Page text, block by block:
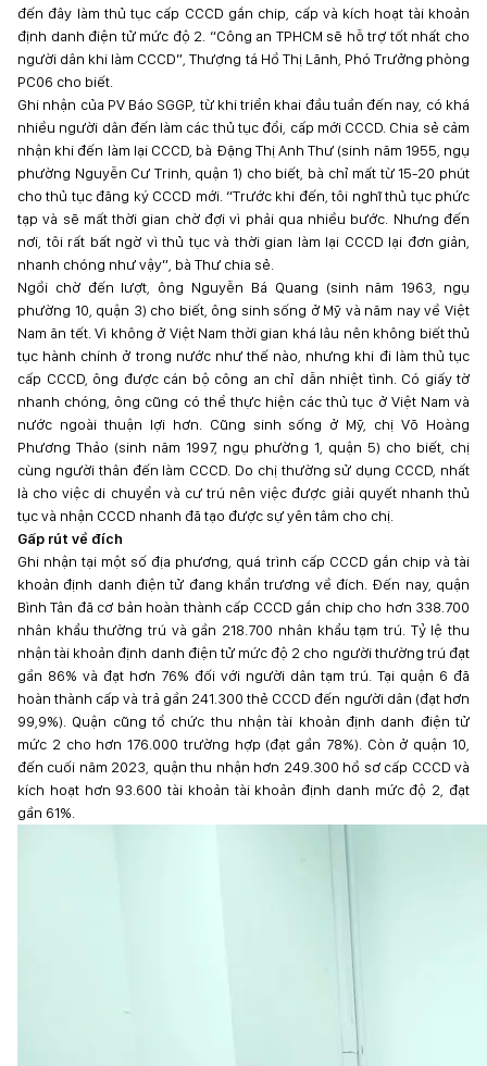
đến đây làm thủ tục cấp CCCD gắn chip, cấp và kích hoạt tài khoản
định danh điện tử mức độ 2. “Công an TPHCM sẽ hỗ trợ tốt nhất cho
người dân khi làm CCCD”, Thượng tá Hồ Thị Lãnh, Phó Trưởng phòng
PC06 cho biết.
Ghi nhận của PV Báo SGGP, từ khi triển khai đầu tuần đến nay, có khá
nhiều người dân đến làm các thủ tục đổi, cấp mới CCCD. Chia sẻ cảm
nhận khi đến làm lại CCCD, bà Đặng Thị Anh Thư (sinh năm 1955, ngụ
phường Nguyễn Cư Trinh, quận 1) cho biết, bà chỉ mất từ 15-20 phút
cho thủ tục đăng ký CCCD mới. “Trước khi đến, tôi nghĩ thủ tục phức
tạp và sẽ mất thời gian chờ đợi vì phải qua nhiều bước. Nhưng đến
nơi, tôi rất bất ngờ vì thủ tục và thời gian làm lại CCCD lại đơn giản,
nhanh chóng như vậy”, bà Thư chia sẻ.
Ngồi chờ đến lượt, ông Nguyễn Bá Quang (sinh năm 1963, ngụ
phường 10, quận 3) cho biết, ông sinh sống ở Mỹ và năm nay về Việt
Nam ăn tết. Vì không ở Việt Nam thời gian khá lâu nên không biết thủ
tục hành chính ở trong nước như thế nào, nhưng khi đi làm thủ tục
cấp CCCD, ông được cán bộ công an chỉ dẫn nhiệt tình. Có giấy tờ
nhanh chóng, ông cũng có thể thực hiện các thủ tục ở Việt Nam và
nước ngoài thuận lợi hơn. Cũng sinh sống ở Mỹ, chị Võ Hoàng
Phương Thảo (sinh năm 1997, ngụ phường 1, quận 5) cho biết, chị
cùng người thân đến làm CCCD. Do chị thường sử dụng CCCD, nhất
là cho việc di chuyển và cư trú nên việc được giải quyết nhanh thủ
tục và nhận CCCD nhanh đã tạo được sự yên tâm cho chị.
Gấp rút về đích
Ghi nhận tại một số địa phương, quá trình cấp CCCD gắn chip và tài
khoản định danh điện tử đang khẩn trương về đích. Đến nay, quận
Bình Tân đã cơ bản hoàn thành cấp CCCD gắn chip cho hơn 338.700
nhân khẩu thường trú và gần 218.700 nhân khẩu tạm trú. Tỷ lệ thu
nhận tài khoản định danh điện tử mức độ 2 cho người thường trú đạt
gần 86% và đạt hơn 76% đối với người dân tạm trú. Tại quận 6 đã
hoàn thành cấp và trả gần 241.300 thẻ CCCD đến người dân (đạt hơn
99,9%). Quận cũng tổ chức thu nhận tài khoản định danh điện tử
mức 2 cho hơn 176.000 trường hợp (đạt gần 78%). Còn ở quận 10,
đến cuối năm 2023, quận thu nhận hơn 249.300 hồ sơ cấp CCCD và
kích hoạt hơn 93.600 tài khoản tài khoản định danh mức độ 2, đạt
gần 61%.